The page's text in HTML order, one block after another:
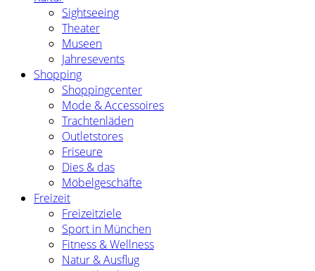
Sightseeing
Theater
Museen
Jahresevents
Shopping
Shoppingcenter
Mode & Accessoires
Trachtenläden
Outletstores
Friseure
Dies & das
Möbelgeschäfte
Freizeit
Freizeitziele
Sport in München
Fitness & Wellness
Natur & Ausflug